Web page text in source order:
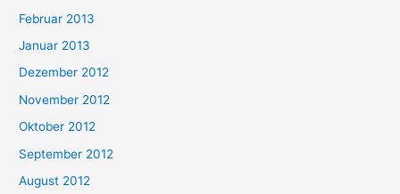
Februar 2013
Januar 2013
Dezember 2012
November 2012
Oktober 2012
September 2012
August 2012